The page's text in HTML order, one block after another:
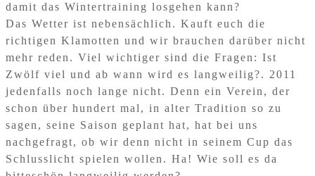
damit das Wintertraining losgehen kann?
Das Wetter ist nebensächlich. Kauft euch die
richtigen Klamotten und wir brauchen darüber nicht
mehr reden. Viel wichtiger sind die Fragen: Ist
Zwölf viel und ab wann wird es langweilig?. 2011
jedenfalls noch lange nicht. Denn ein Verein, der
schon über hundert mal, in alter Tradition so zu
sagen, seine Saison geplant hat, hat bei uns
nachgefragt, ob wir denn nicht in seinem Cup das
Schlusslicht spielen wollen. Ha! Wie soll es da